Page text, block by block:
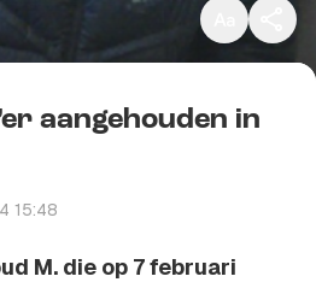
Kopieer link
aangehouden in
15:48
M. die op 7 februari